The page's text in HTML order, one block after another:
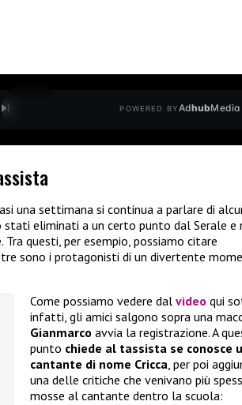
POWERED BYAdhubMedia
una settimana si continua a parlare di
eliminati a un certo punto dal Serale e
questi, per esempio, possiamo citare
sono i protagonisti di un divertente
Come possiamo vedere dal video qui
infatti, gli amici salgono sopra una
Gianmarco avvia la registrazione. A
punto chiede al tassista se conosce
cantante di nome Cricca, per poi
una delle critiche che venivano più
mosse al cantante dentro la scuola: